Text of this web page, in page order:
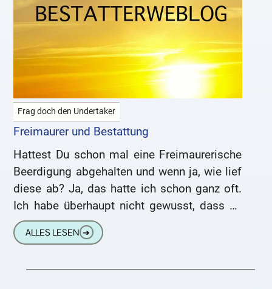
Frag doch den Undertaker
Freimaurer und Bestattung
Hattest Du schon mal eine Freimaurerische
Beerdigung abgehalten und wenn ja, wie lief
diese ab? Ja, das hatte ich schon ganz oft.
Ich habe überhaupt nicht gewusst, dass es
so
ALLES LESEN ➔